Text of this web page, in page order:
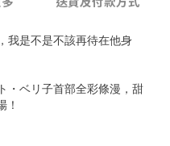
我是不是不該再待在他身
・ベリ子首部全彩條漫，甜
！